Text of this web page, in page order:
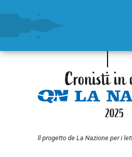
ll progetto de La Nazione per i